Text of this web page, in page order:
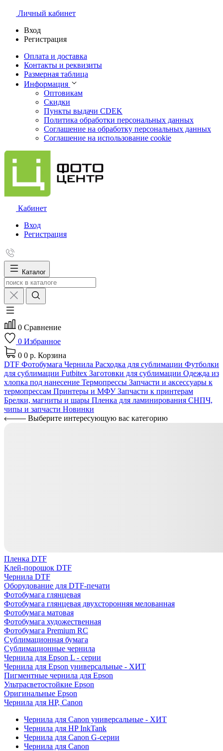
Личный кабинет
Вход
Регистрация
Оплата и доставка
Контакты и реквизиты
Размерная таблица
Информация
Оптовикам
Скидки
Пункты выдачи CDEK
Политика обработки персональных данных
Соглашение на обработку персональных данных
Соглашение на использование cookie
Кабинет
Вход
Регистрация
Каталог
0 Сравнение
0 Избранное
0 0 р. Корзина
DTF Фотобумага Чернила Расходка для сублимации Футболки
для сублимации Futbitex Заготовки для сублимации Одежда из
хлопка под нанесение Термопрессы Запчасти и аксессуары к
термопрессам Принтеры и МФУЗапчасти к принтерам
Брелки, магниты и шары Пленка для ламинирования СНПЧ,
чипы и запчасти Новинки
Выберите интересующую вас категорию
Пленка DTF
Клей-порошок DTF
Чернила DTF
Оборудование для DTF-печати
Фотобумага глянцевая
Фотобумага глянцевая двухсторонняя мелованная
Фотобумага матовая
Фотобумага художественная
Фотобумага Premium RC
Сублимационная бумага
Сублимационные чернила
Чернила для Epson L - серии
Чернила для Epson универсальные - ХИТ
Пигментные чернила для Epson
Ультрасветостойкие Epson
Оригинальные Epson
Чернила для HP, Canon
Чернила для Canon универсальные - ХИТ
Чернила для HP InkTank
Чернила для Canon G-серии
Чернила для Canon